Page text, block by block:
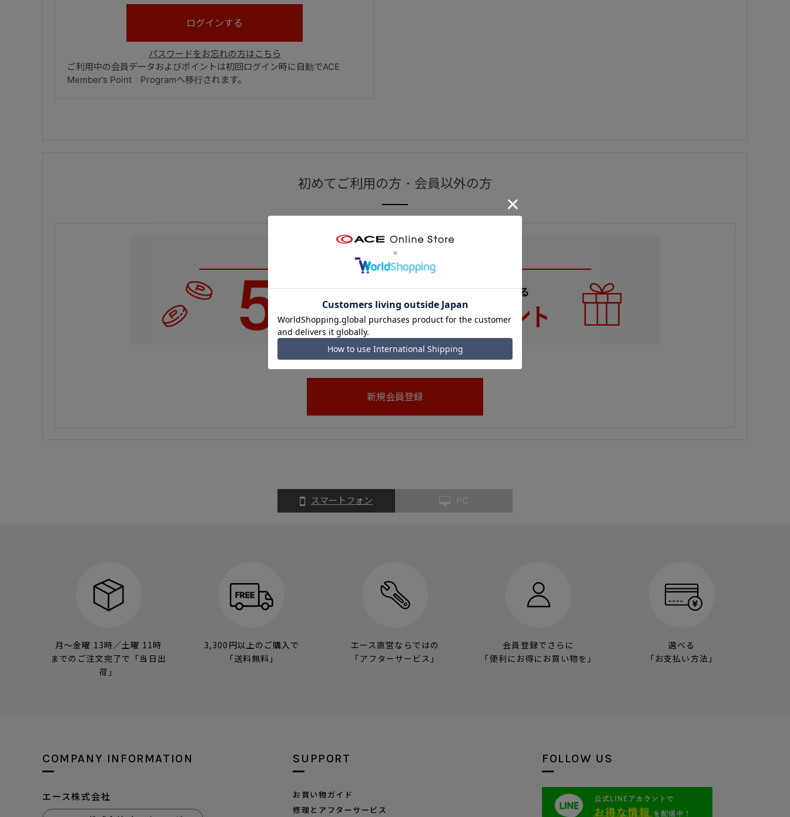
パスワードをお忘れの方はこちら
ご利用中の会員データおよびポイントは初回ログイン時に自動でACE
Member’s Point Programへ移行されます。
初めてご利用の方・会員以外の方
スマートフォン PC
月～金曜 13時／土曜 11時
までのご注文完了で「当日出
荷」
3,300円以上のご購入で
「送料無料」
エース直営ならではの
「アフターサービス」
会員登録でさらに
「便利にお得にお買い物を」
選べる
「お支払い方法」
COMPANY INFORMATION
エース株式会社
SUPPORT
お買い物ガイド
修理とアフターサービス
FOLLOW US